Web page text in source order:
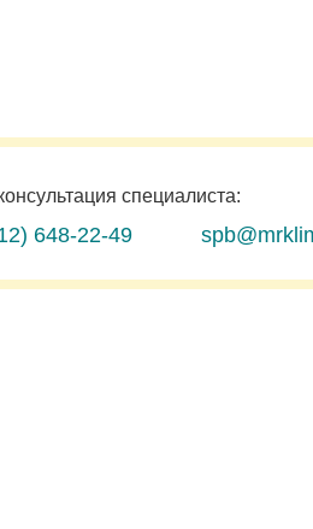
специалиста:
648-22-49